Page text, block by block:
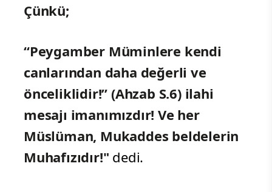
Çünkü;
“Peygamber Müminlere kendi
canlarından daha değerli ve
önceliklidir!” (Ahzab S.6) ilahi
mesajı imanımızdır! Ve her
Müslüman, Mukaddes beldelerin
Muhafızıdır!" dedi.